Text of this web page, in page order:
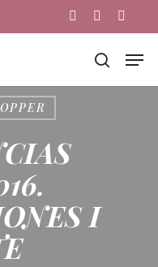
InstagramPhoneEmail
buscar
I